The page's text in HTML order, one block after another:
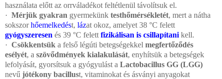
használata előtt az orrváladékot feltétlenül távolítsuk el.
· Mérjük gyakran gyermekünk testhőmérsékletét, mert a nátha
sokszorhőemelkedést, lázat okoz, amelyet 38 °C felett
gyógyszeresen és 39 °C felett fizikálisan is csillapítani kell.
· Csökkentsük a felső légúti betegségekkel megfertőződés
esélyét, a szövődmények kialakulását, enyhítsük a betegségek
lefolyását, gyorsítsuk a gyógyulást a Lactobacillus GG (LGG)
nevű jótékony bacillust, vitaminokat és ásványi anyagokat